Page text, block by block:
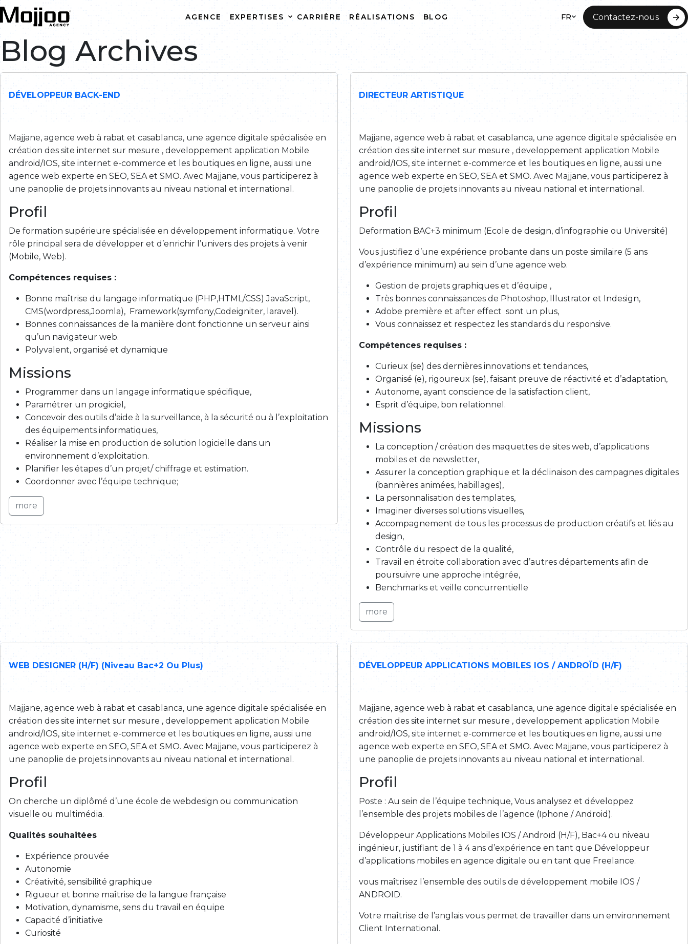
Skip to main content
AGENCE EXPERTISES
Développement web
Web marketing
Intégrateur ODOO ERP CRM
CRÉATION DE SITE
INTERNET
HÉBERGEMENT WEB
CRÉATION DE SITE E-
INTERNET
MAINTENANCE DE SITE
CARRIÈRE RÉALISATIONS BLOG FR Contactez-nous
Blog Archives
DÉVELOPPEUR BACK-END
Majjane, agence web à rabat et casablanca, une agence digitale spécialisée en
création des site internet sur mesure , developpement application Mobile
android/IOS, site internet e-commerce et les boutiques en ligne, aussi une
agence web experte en SEO, SEA et SMO. Avec Majjane, vous participerez à
une panoplie de projets innovants au niveau national et international.
Profil
De formation supérieure spécialisée en développement informatique. Votre
rôle principal sera de développer et d’enrichir l’univers des projets à venir
(Mobile, Web).
Compétences requises :
Bonne maîtrise du langage informatique (PHP,HTML/CSS) JavaScript,
CMS(wordpress,Joomla), Framework(symfony,Codeigniter, laravel).
Bonnes connaissances de la manière dont fonctionne un serveur ainsi
qu’un navigateur web.
Polyvalent, organisé et dynamique
Missions
Programmer dans un langage informatique spécifique,
Paramétrer un progiciel,
Concevoir des outils d’aide à la surveillance, à la sécurité ou à l’exploitation
des équipements informatiques,
Réaliser la mise en production de solution logicielle dans un
environnement d’exploitation.
Planifier les étapes d’un projet/ chiffrage et estimation.
Coordonner avec l’équipe technique;
more
DIRECTEUR ARTISTIQUE
Majjane, agence web à rabat et casablanca, une agence digitale spécialisée en
création des site internet sur mesure , developpement application Mobile
android/IOS, site internet e-commerce et les boutiques en ligne, aussi une
agence web experte en SEO, SEA et SMO. Avec Majjane, vous participerez à
une panoplie de projets innovants au niveau national et international.
Profil
Deformation BAC+3 minimum (Ecole de design, d’infographie ou Université)
Vous justifiez d’une expérience probante dans un poste similaire (5 ans
d’expérience minimum) au sein d’une agence web.
Gestion de projets graphiques et d’équipe ,
Très bonnes connaissances de Photoshop, Illustrator et Indesign,
Adobe première et after effect sont un plus,
Vous connaissez et respectez les standards du responsive.
Compétences requises :
Curieux (se) des dernières innovations et tendances,
Organisé (e), rigoureux (se), faisant preuve de réactivité et d’adaptation,
Autonome, ayant conscience de la satisfaction client,
Esprit d’équipe, bon relationnel.
Missions
La conception / création des maquettes de sites web, d’applications
mobiles et de newsletter,
Assurer la conception graphique et la déclinaison des campagnes digitales
(bannières animées, habillages),
La personnalisation des templates,
Imaginer diverses solutions visuelles,
Accompagnement de tous les processus de production créatifs et liés au
design,
Contrôle du respect de la qualité,
Travail en étroite collaboration avec d’autres départements afin de
poursuivre une approche intégrée,
Benchmarks et veille concurrentielle
more
WEB DESIGNER (H/F) (Niveau Bac+2 Ou Plus)
Majjane, agence web à rabat et casablanca, une agence digitale spécialisée en
création des site internet sur mesure , developpement application Mobile
android/IOS, site internet e-commerce et les boutiques en ligne, aussi une
agence web experte en SEO, SEA et SMO. Avec Majjane, vous participerez à
une panoplie de projets innovants au niveau national et international.
Profil
On cherche un diplômé d’une école de webdesign ou communication
visuelle ou multimédia.
Qualités souhaitées
Expérience prouvée
Autonomie
Créativité, sensibilité graphique
Rigueur et bonne maîtrise de la langue française
Motivation, dynamisme, sens du travail en équipe
Capacité d’initiative
Curiosité
DÉVELOPPEUR APPLICATIONS MOBILES IOS / ANDROÏD (H/F)
Majjane, agence web à rabat et casablanca, une agence digitale spécialisée en
création des site internet sur mesure , developpement application Mobile
android/IOS, site internet e-commerce et les boutiques en ligne, aussi une
agence web experte en SEO, SEA et SMO. Avec Majjane, vous participerez à
une panoplie de projets innovants au niveau national et international.
Profil
Poste : Au sein de l’équipe technique, Vous analysez et développez
l’ensemble des projets mobiles de l’agence (Iphone / Android).
Développeur Applications Mobiles IOS / Androïd (H/F), Bac+4 ou niveau
ingénieur, justifiant de 1 à 4 ans d’expérience en tant que Développeur
d’applications mobiles en agence digitale ou en tant que Freelance.
vous maîtrisez l’ensemble des outils de développement mobile IOS /
ANDROID.
Votre maîtrise de l’anglais vous permet de travailler dans un environnement
Client International.